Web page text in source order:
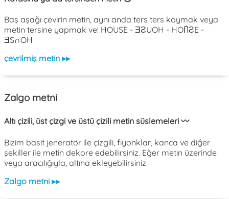
Baş aşağı çevirin metin, aynı anda ters ters koymak veya
metin tersine yapmak ve! HOUSE - ƎƧUOH - HOႶƧE -
ƎS∩OH
çevrilmiş metin ▸▸
Zalgo metni
Altı çizili, üst çizgi ve üstü çizili metin süslemeleri 〰️
Bizim basit jeneratör ile çizgili, fiyonklar, kanca ve diğer
şekiller ile metin dekore edebilirsiniz. Eğer metin üzerinde
veya aracılığıyla, altına ekleyebilirsiniz.
Zalgo metni ▸▸